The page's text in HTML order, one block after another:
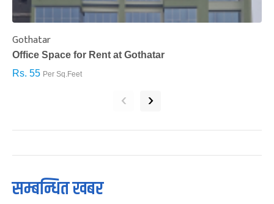
Gothatar
Office Space for Rent at Gothatar
Rs. 55 Per Sq.Feet
‹ ›
सम्बन्धित खबर